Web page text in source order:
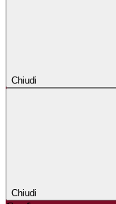
Chiudi
Chiudi